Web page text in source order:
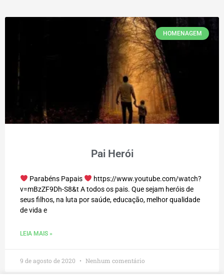
HOMENAGEM
Pai Herói
Parabéns Papais
https://www.youtube.com/watch?
v=mBzZF9Dh-S8&t A todos os pais. Que sejam heróis de
seus filhos, na luta por saúde, educação, melhor qualidade
de vida e
LEIA MAIS »
9 de agosto de 2020 Nenhum comentário